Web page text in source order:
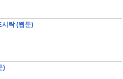
시락 (웹툰)
)